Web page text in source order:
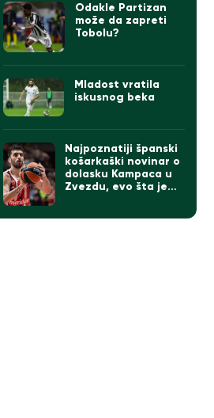
Odakle Partizan
može da zapreti
Tobolu?
Mladost vratila
iskusnog beka
Najpoznatiji španski
košarkaški novinar o
dolasku Kampaca u
Zvezdu, evo šta je